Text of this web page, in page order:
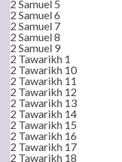
2 Samuel 5
2 Samuel 6
2 Samuel 7
2 Samuel 8
2 Samuel 9
2 Tawarikh 1
2 Tawarikh 10
2 Tawarikh 11
2 Tawarikh 12
2 Tawarikh 13
2 Tawarikh 14
2 Tawarikh 15
2 Tawarikh 16
2 Tawarikh 17
2 Tawarikh 18